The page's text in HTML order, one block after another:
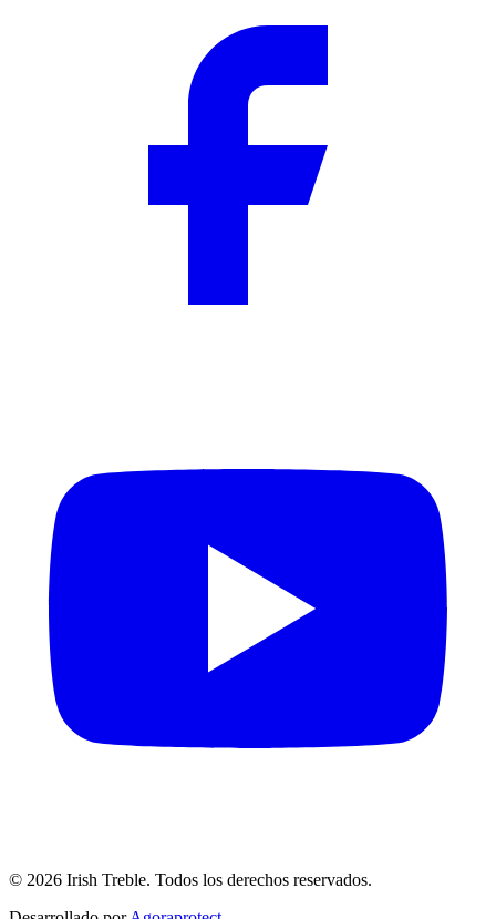
© 2026 Irish Treble. Todos los derechos reservados.